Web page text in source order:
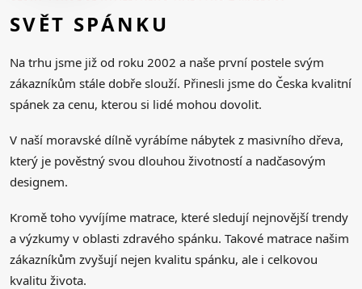
SVĚT SPÁNKU
Na trhu jsme již od roku 2002 a naše první postele svým
zákazníkům stále dobře slouží. Přinesli jsme do Česka kvalitní
spánek za cenu, kterou si lidé mohou dovolit.
V naší moravské dílně vyrábíme nábytek z masivního dřeva,
který je pověstný svou dlouhou životností a nadčasovým
designem.
Kromě toho vyvíjíme matrace, které sledují nejnovější trendy
a výzkumy v oblasti zdravého spánku. Takové matrace našim
zákazníkům zvyšují nejen kvalitu spánku, ale i celkovou
kvalitu života.